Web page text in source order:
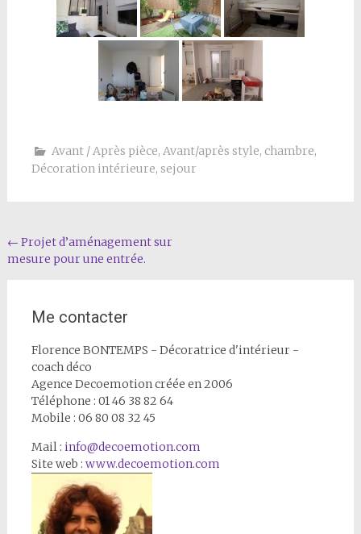
Avant / Après pièce, Avant/après style, chambre,
Décoration intérieure, sejour
Navigation
l'article
← Projet d’aménagement sur
mesure pour une entrée.
Me contacter
Florence BONTEMPS - Décoratrice d'intérieur -
coach déco
Agence Decoemotion créée en 2006
Téléphone : 01 46 38 82 64
Mobile : 06 80 08 32 45
Mail : info@decoemotion.com
Site web : www.decoemotion.com